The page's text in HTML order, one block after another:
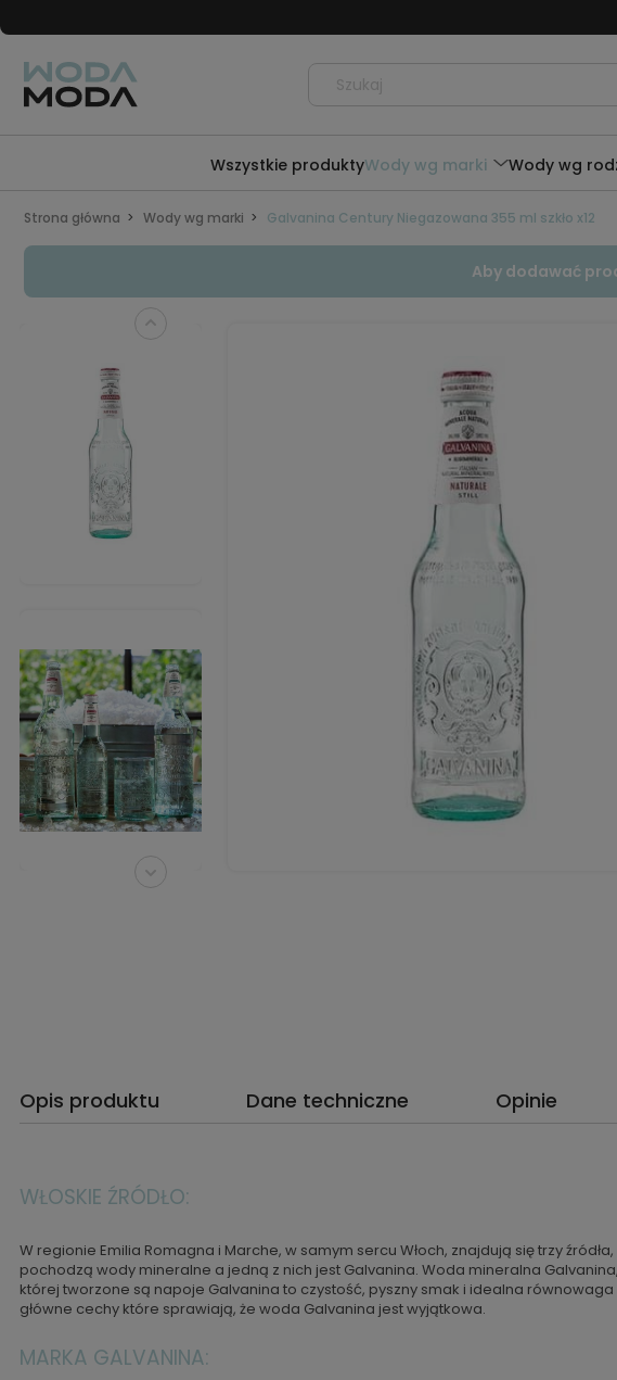
Wszystkie produktyWody wg marki Wody wg
Strona główna Wody wg marki Galvanina Century Niegazowana 355 ml szkło x12
Aby dodawać
Opis produktu Dane techniczne Opinie
WŁOSKIE ŹRÓDŁO:
W regionie Emilia Romagna i Marche, w samym sercu Włoch, znajdują się trzy
pochodzą wody mineralne a jedną z nich jest Galvanina. Woda mineralna
której tworzone są napoje Galvanina to czystość, pyszny smak i idealna równowaga
główne cechy które sprawiają, że woda Galvanina jest wyjątkowa.
MARKA GALVANINA: